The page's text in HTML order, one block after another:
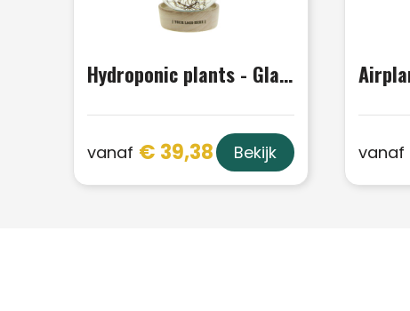
Hydroponic plants - Glass with LED light in giftbox
vanaf € 39,38 Bekijk vanaf